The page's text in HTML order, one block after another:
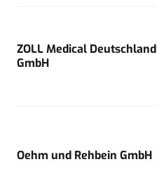
ZOLL Medical Deutschland
GmbH
Oehm und Rehbein GmbH